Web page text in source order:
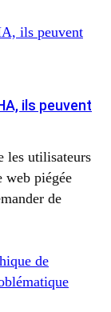
ils peuvent
les utilisateurs
web piégée
de